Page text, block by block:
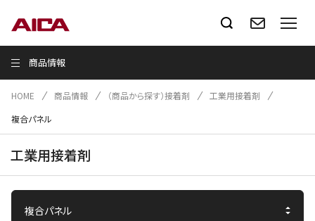
商品情報
HOME 商品情報 （商品から探す）接着剤
工業用接着剤
複合パネル
工業用接着剤